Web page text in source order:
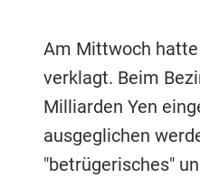
Am Mittwoch
verklagt. Beim
Milliarden Yen
ausgeglichen
"betrügerisches"